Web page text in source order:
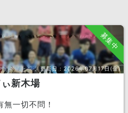
募集中
更新日：2026年07月17日(金)
新木場
一切不問！